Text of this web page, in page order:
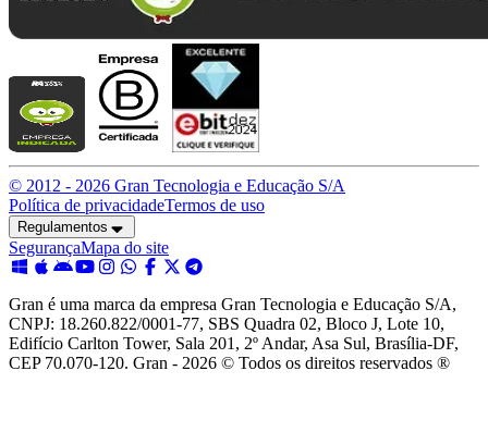
© 2012 - 2026 Gran Tecnologia e Educação S/A
Política de privacidadeTermos de uso
Regulamentos
SegurançaMapa do site
Gran é uma marca da empresa Gran Tecnologia e Educação S/A,
CNPJ: 18.260.822/0001-77, SBS Quadra 02, Bloco J, Lote 10,
Edifício Carlton Tower, Sala 201, 2º Andar, Asa Sul, Brasília-DF,
CEP 70.070-120. Gran - 2026 © Todos os direitos reservados ®